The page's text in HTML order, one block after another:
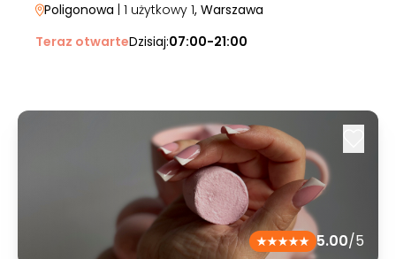
Poligonowa | 1 użytkowy 1, Warszawa
Teraz otwarteDzisiaj:07:00-21:00
5.00/5